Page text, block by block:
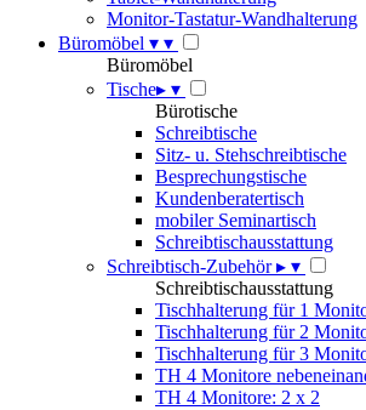
Monitor-Tastatur-Wandhalterung
Büromöbel ▾ ▾
Büromöbel
Tische▸ ▾
Bürotische
Schreibtische
Sitz- u. Stehschreibtische
Besprechungstische
Kundenberatertisch
mobiler Seminartisch
Schreibtischausstattung
Schreibtisch-Zubehör▸ ▾
Schreibtischausstattung
Tischhalterung für 1
Tischhalterung für 2
Tischhalterung für 3
TH 4 Monitore
TH 4 Monitore: 2 x 2